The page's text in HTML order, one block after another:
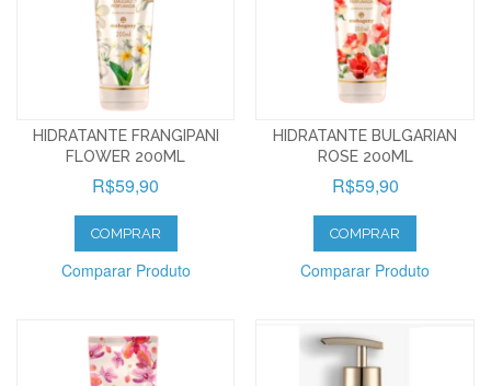
HIDRATANTE FRANGIPANI
FLOWER 200ML
R$59,90
COMPRAR
Comparar Produto
HIDRATANTE BULGARIAN
ROSE 200ML
R$59,90
COMPRAR
Comparar Produto